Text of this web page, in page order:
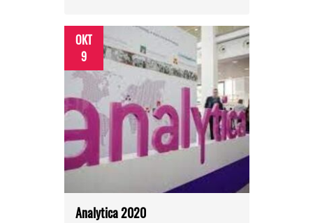
ОКТ
9
Analytica 2020